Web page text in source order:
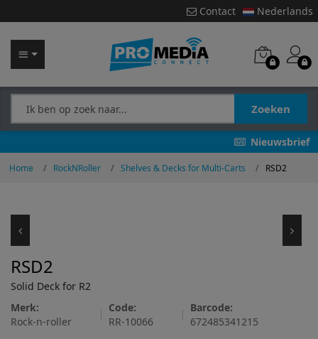
Contact Nederlands
Zoeken
Nieuwsbrief
Home RockNRoller Shelves & Decks for Multi-Carts RSD2
RSD2
Solid Deck for R2
Merk:
Rock-n-roller
Code:
RR-10066
Barcode:
672485341215